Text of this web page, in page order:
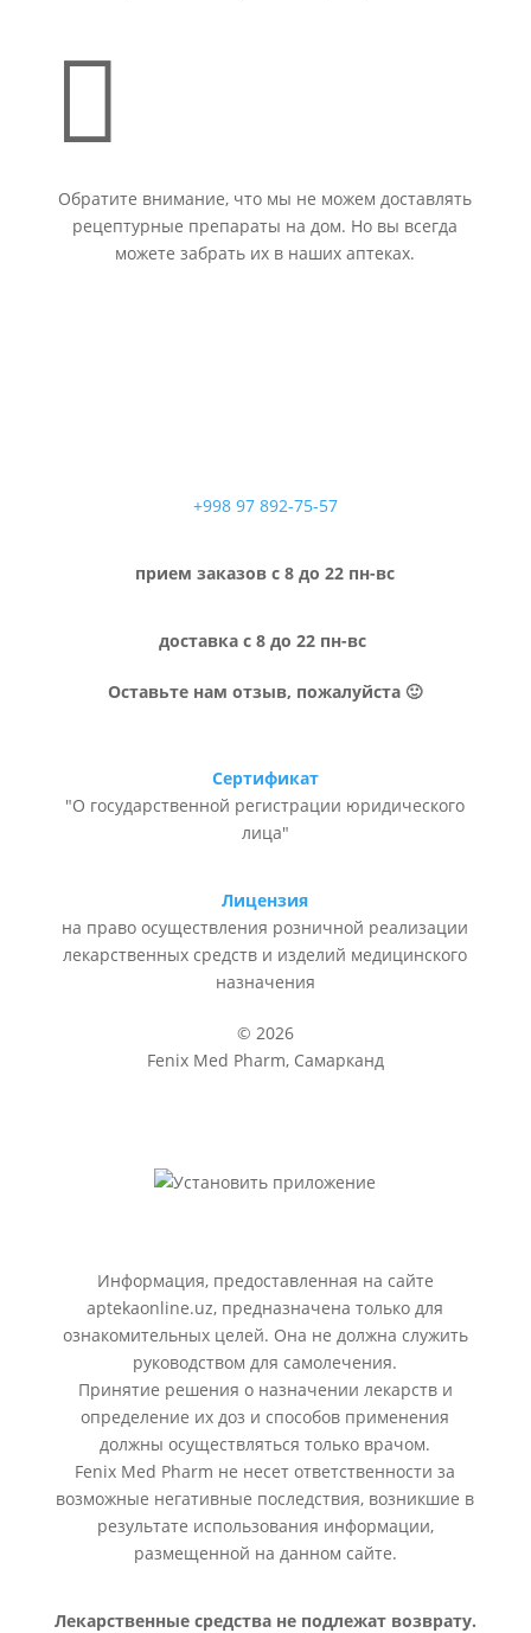

Обратите внимание, что мы не можем доставлять
рецептурные препараты на дом. Но вы всегда
можете забрать их в наших аптеках.
+998 97 892-75-57
прием заказов с 8 до 22 пн-вс
доставка с 8 до 22 пн-вс
Оставьте нам отзыв, пожалуйста 🙂
Сертификат
"О государственной регистрации юридического
лица"
Лицензия
на право осуществления розничной реализации
лекарственных средств и изделий медицинского
назначения
© 2026
Fenix Med Pharm, Самарканд
Информация, предоставленная на сайте
aptekaonline.uz, предназначена только для
ознакомительных целей. Она не должна служить
руководством для самолечения.
Принятие решения о назначении лекарств и
определение их доз и способов применения
должны осуществляться только врачом.
Fenix Med Pharm не несет ответственности за
возможные негативные последствия, возникшие в
результате использования информации,
размещенной на данном сайте.
Лекарственные средства не подлежат возврату.